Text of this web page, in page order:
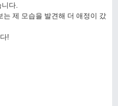
다.
제 모습을 발견해 더 애정이 갔
!